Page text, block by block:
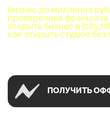
бизнес до миллиона
проверенная франшиза
открыть бизнес в
как открыть студию без
ПОЛУЧИТЬ